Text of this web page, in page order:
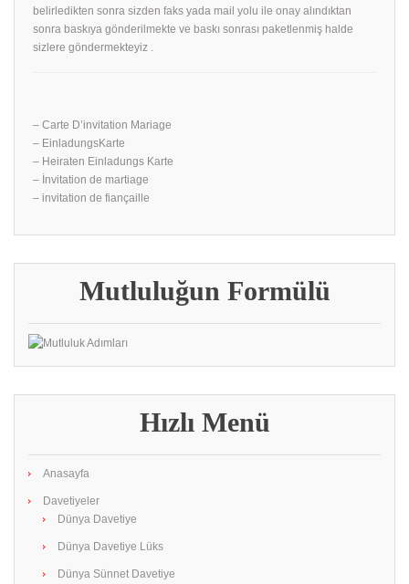
belirledikten sonra sizden faks yada mail yolu ile onay alındıktan
sonra baskıya gönderilmekte ve baskı sonrası paketlenmiş halde
sizlere göndermekteyiz .
– Carte D’invitation Mariage
– EinladungsKarte
– Heiraten Einladungs Karte
– İnvitation de martiage
– invitation de fiançaille
Mutluluğun Formülü
Hızlı Menü
Anasayfa
Davetiyeler
Dünya Davetiye
Dünya Davetiye Lüks
Dünya Sünnet Davetiye